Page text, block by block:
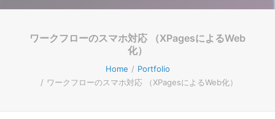
ワークフローのスマホ対応 （XPagesによるWeb
化）
Home
Portfolio
ワークフローのスマホ対応 （XPagesによるWeb化）